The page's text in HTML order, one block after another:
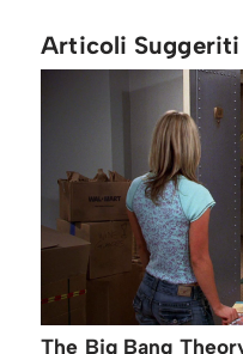
Articoli Suggeriti
The Big Bang